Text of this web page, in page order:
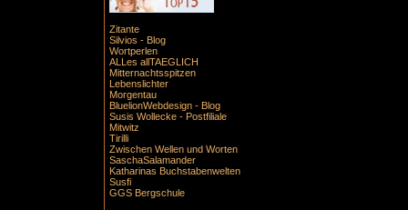
Zitante
Silvios - Blog
Wortperlen
ALLes allTAEGLICH
Mitternachtsspitzen
Lebenslichter
Morgentau
BluelionWebdesign - Blog
Susis Wollecke - Postfiliale
Mitwitz
Tirilli
Zwischen Wellen und Worten
SaschaSalamander
Katharinas Buchstabenwelten
Susfi
GGS Bergschule